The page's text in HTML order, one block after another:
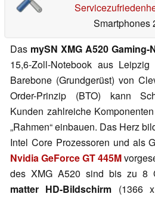
Smartphones
Das mySN XMG A520 Gaming-
15,6-Zoll-Notebook aus
Barebone (Grundgerüst) von
Order-Prinzip (BTO) kann
Kunden zahlreiche
„Rahmen“ einbauen. Das Herz
Intel Core Prozessoren und als
Nvidia GeForce GT 445M
des XMG A520 sind bis zu 8
matter HD-Bildschirm (1366